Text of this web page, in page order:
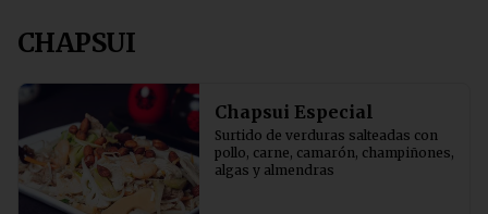
CHAPSUI
Chapsui Especial
Surtido de verduras salteadas con
pollo, carne, camarón, champiñones,
algas y almendras